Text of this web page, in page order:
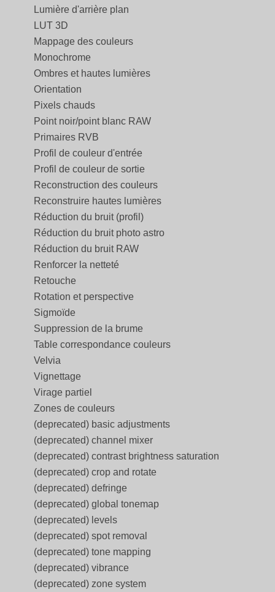
Lumière d'arrière plan
LUT 3D
Mappage des couleurs
Monochrome
Ombres et hautes lumières
Orientation
Pixels chauds
Point noir/point blanc RAW
Primaires RVB
Profil de couleur d'entrée
Profil de couleur de sortie
Reconstruction des couleurs
Reconstruire hautes lumières
Réduction du bruit (profil)
Réduction du bruit photo astro
Réduction du bruit RAW
Renforcer la netteté
Retouche
Rotation et perspective
Sigmoïde
Suppression de la brume
Table correspondance couleurs
Velvia
Vignettage
Virage partiel
Zones de couleurs
(deprecated) basic adjustments
(deprecated) channel mixer
(deprecated) contrast brightness saturation
(deprecated) crop and rotate
(deprecated) defringe
(deprecated) global tonemap
(deprecated) levels
(deprecated) spot removal
(deprecated) tone mapping
(deprecated) vibrance
(deprecated) zone system